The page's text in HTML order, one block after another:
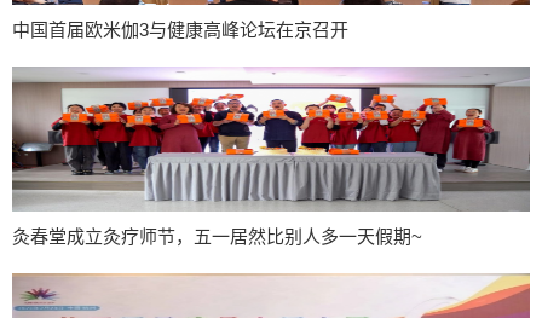
中国首届欧米伽3与健康高峰论坛在京召开
灸春堂成立灸疗师节，五一居然比别人多一天假期~